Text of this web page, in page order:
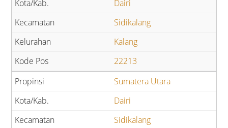
Dairi
Sidikalang
Kalang
22213
Sumatera Utara
Dairi
Sidikalang